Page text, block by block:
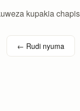
kupakia
← Rudi nyuma